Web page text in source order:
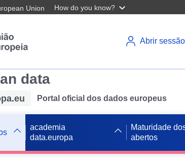
Union How do you know?
Abrir sessão
data
Portal oficial dos dados europeus
academia
data.europa
Maturidade
abertos